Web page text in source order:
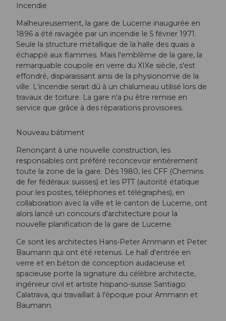
Incendie
Malheureusement, la gare de Lucerne inaugurée en
1896 a été ravagée par un incendie le 5 février 1971.
Seule la structure métallique de la halle des quais a
échappé aux flammes. Mais l'emblème de la gare, la
remarquable coupole en verre du XIXe siècle, s'est
effondré, disparaissant ainsi de la physionomie de la
ville. L'incendie serait dû à un chalumeau utilisé lors de
travaux de toiture. La gare n'a pu être remise en
service que grâce à des réparations provisoires.
Nouveau bâtiment
Renonçant à une nouvelle construction, les
responsables ont préféré reconcevoir entièrement
toute la zone de la gare. Dès 1980, les CFF (Chemins
de fer fédéraux suisses) et les PTT (autorité étatique
pour les postes, téléphones et télégraphes), en
collaboration avec la ville et le canton de Lucerne, ont
alors lancé un concours d'architecture pour la
nouvelle planification de la gare de Lucerne.
Ce sont les architectes Hans-Peter Ammann et Peter
Baumann qui ont été retenus. Le hall d'entrée en
verre et en béton de conception audacieuse et
spacieuse porte la signature du célèbre architecte,
ingénieur civil et artiste hispano-suisse Santiago
Calatrava, qui travaillait à l'époque pour Ammann et
Baumann.